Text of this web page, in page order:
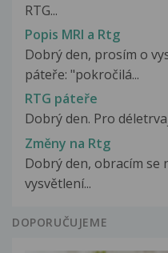
RTG...
Popis MRI a Rtg
Dobrý den, prosím o
páteře: "pokročilá...
RTG páteře
Dobrý den. Pro
Změny na Rtg
Dobrý den, obracím se
vysvětlení...
DOPORUČUJEME